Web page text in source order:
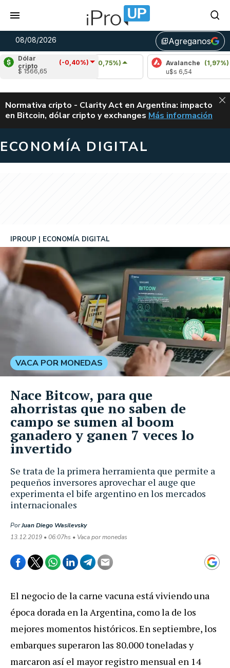
08/08/2026 library_addAgreganos
Dólar
cripto
(-0,40%)
$ 1566,65
Cardano (0,75%)
u$s 0,20
Avalanche (1,97%)
ALERTA
Normativa cripto - Clarity Act en Argentina: impacto
en Bitcoin, dólar cripto y exchanges CLARITY ACT EN
Más información
ECONOMÍA DIGITAL
Se trata de la primera herramienta que permite a
pequeños inversores aprovechar el auge que
experimenta el bife argentino en los mercados
internacionales
IPROUP ECONOMÍA DIGITAL
PorJuan Diego Wasilevsky
13.12.2019 • 06:07hs • Vaca por monedas
VACA POR MONEDAS
Nace Bitcow, para que
ahorristas que no saben de
campo se sumen al boom
ganadero y ganen 7 veces lo
invertido
El negocio de la carne vacuna está viviendo una
época dorada en la Argentina, como la de los
mejores momentos históricos. En septiembre, los
embarques superaron las 80.000 toneladas y
marcaron así el mayor registro mensual en 14